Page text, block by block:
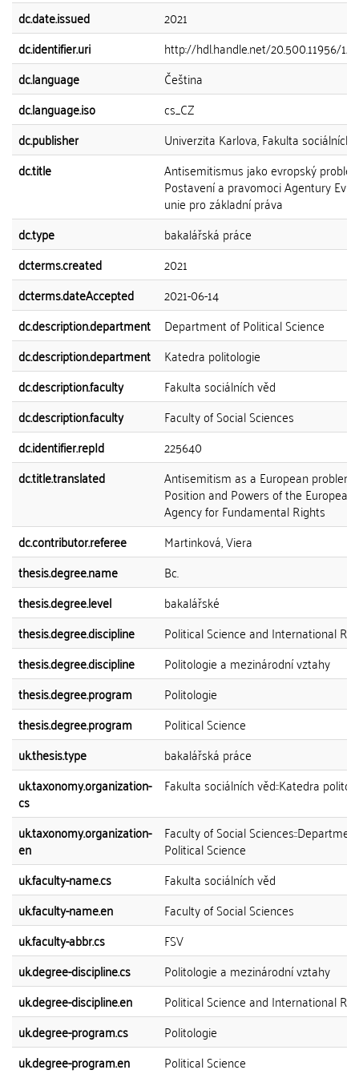
dc.date.issued
2021
dc.identifier.uri
http://hdl.handle.net/20.500.11956/
dc.language
Čeština
dc.language.iso
cs_CZ
dc.publisher
Univerzita Karlova, Fakulta sociálních
dc.title
Antisemitismus jako evropský
Postavení a pravomoci Agentury
unie pro základní práva
dc.type
bakalářská práce
dcterms.created
2021
dcterms.dateAccepted
2021-06-14
dc.description.department
Department of Political Science
dc.description.department
Katedra politologie
dc.description.faculty
Fakulta sociálních věd
dc.description.faculty
Faculty of Social Sciences
dc.identifier.repId
225640
dc.title.translated
Antisemitism as a European
Position and Powers of the European
Agency for Fundamental Rights
dc.contributor.referee
Martinková, Viera
thesis.degree.name
Bc.
thesis.degree.level
bakalářské
thesis.degree.discipline
Political Science and International
thesis.degree.discipline
Politologie a mezinárodní vztahy
thesis.degree.program
Politologie
thesis.degree.program
Political Science
uk.thesis.type
bakalářská práce
uk.taxonomy.organization-
cs
Fakulta sociálních věd::Katedra
uk.taxonomy.organization-
en
Faculty of Social
Political Science
uk.faculty-name.cs
Fakulta sociálních věd
uk.faculty-name.en
Faculty of Social Sciences
uk.faculty-abbr.cs
FSV
uk.degree-discipline.cs
Politologie a mezinárodní vztahy
uk.degree-discipline.en
Political Science and International
uk.degree-program.cs
Politologie
uk.degree-program.en
Political Science